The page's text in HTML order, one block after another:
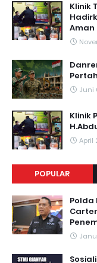
Klinik
Aman
Juni
Klinik
April
POPULAR
Polda